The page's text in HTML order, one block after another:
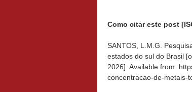
Como citar este post
SANTOS, L.M.G.
estados do sul do Brasil
2026]. Available from:
concentracao-de-metais-